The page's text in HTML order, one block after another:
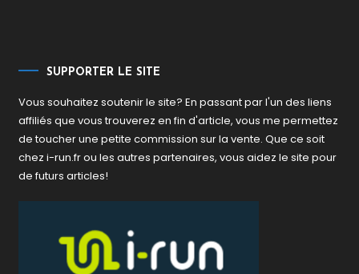
SUPPORTER LE SITE
Vous souhaitez soutenir le site? En passant par l'un des liens
affiliés que vous trouverez en fin d'article, vous me permettez
de toucher une petite commission sur la vente. Que ce soit
chez i-run.fr ou les autres partenaires, vous aidez le site pour
de futurs articles!